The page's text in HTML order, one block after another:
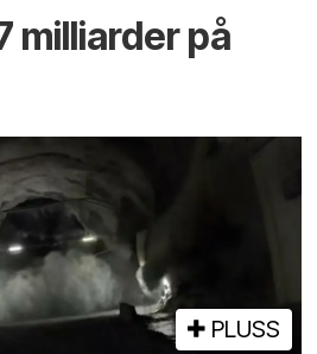
milliarder på
PLUSS